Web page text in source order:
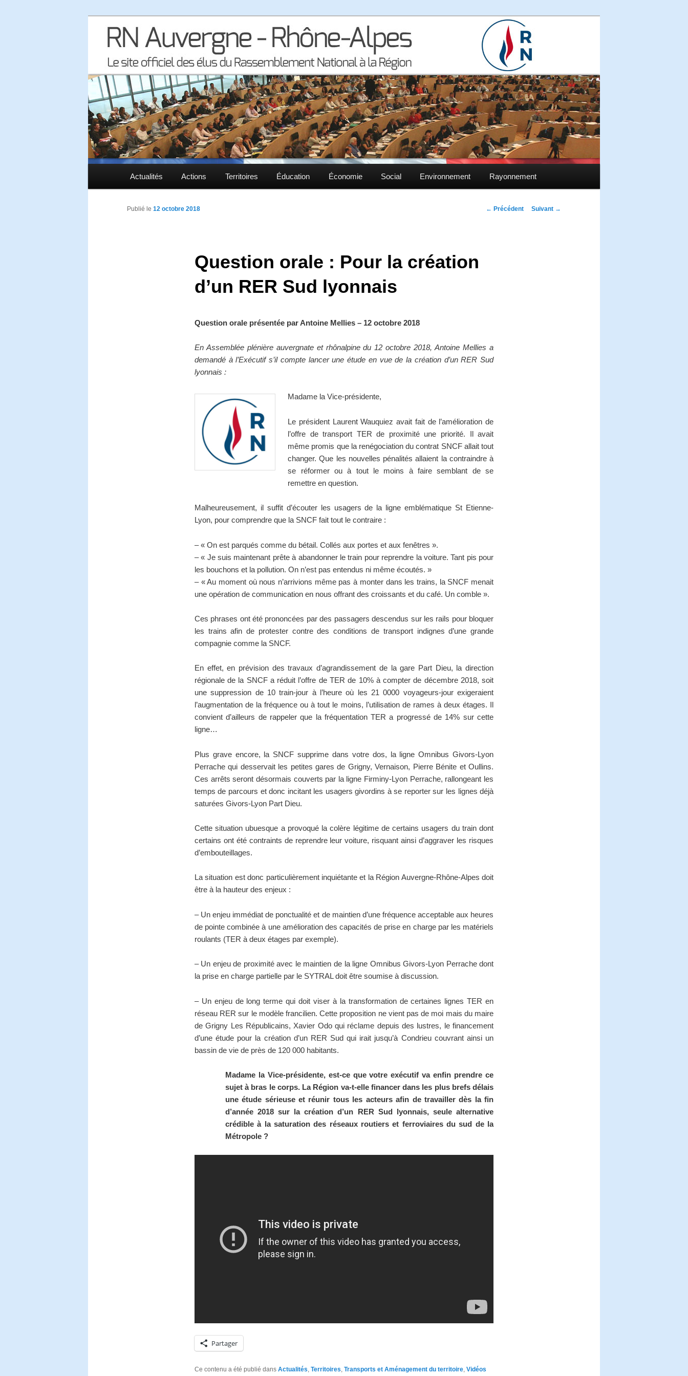
RN Auvergne – Rhône-Alpes
Aller au contenu principal
Aller au contenu secondaire
Actualités Actions Territoires Éducation Économie Social Environnement Rayonnement
Navigation des
← Précédent Suivant →
Question orale : Pour la création
d’un RER Sud lyonnais
Publié le 12 octobre 2018
Question orale présentée par Antoine Mellies – 12 octobre 2018
En Assemblée plénière auvergnate et rhônalpine du 12 octobre 2018, Antoine Mellies a
demandé à l’Exécutif s’il compte lancer une étude en vue de la création d’un RER Sud
lyonnais :
Madame la Vice-présidente,
Le président Laurent Wauquiez avait fait de l’amélioration de
l’offre de transport TER de proximité une priorité. Il avait
même promis que la renégociation du contrat SNCF allait tout
changer. Que les nouvelles pénalités allaient la contraindre à
se réformer ou à tout le moins à faire semblant de se
remettre en question.
Malheureusement, il suffit d’écouter les usagers de la ligne emblématique St Etienne-
Lyon, pour comprendre que la SNCF fait tout le contraire :
– « On est parqués comme du bétail. Collés aux portes et aux fenêtres ».
– « Je suis maintenant prête à abandonner le train pour reprendre la voiture. Tant pis pour
les bouchons et la pollution. On n’est pas entendus ni même écoutés. »
– « Au moment où nous n’arrivions même pas à monter dans les trains, la SNCF menait
une opération de communication en nous offrant des croissants et du café. Un comble ».
Ces phrases ont été prononcées par des passagers descendus sur les rails pour bloquer
les trains afin de protester contre des conditions de transport indignes d’une grande
compagnie comme la SNCF.
En effet, en prévision des travaux d’agrandissement de la gare Part Dieu, la direction
régionale de la SNCF a réduit l’offre de TER de 10% à compter de décembre 2018, soit
une suppression de 10 train-jour à l’heure où les 21 0000 voyageurs-jour exigeraient
l’augmentation de la fréquence ou à tout le moins, l’utilisation de rames à deux étages. Il
convient d’ailleurs de rappeler que la fréquentation TER a progressé de 14% sur cette
ligne…
Plus grave encore, la SNCF supprime dans votre dos, la ligne Omnibus Givors-Lyon
Perrache qui desservait les petites gares de Grigny, Vernaison, Pierre Bénite et Oullins.
Ces arrêts seront désormais couverts par la ligne Firminy-Lyon Perrache, rallongeant les
temps de parcours et donc incitant les usagers givordins à se reporter sur les lignes déjà
saturées Givors-Lyon Part Dieu.
Cette situation ubuesque a provoqué la colère légitime de certains usagers du train dont
certains ont été contraints de reprendre leur voiture, risquant ainsi d’aggraver les risques
d’embouteillages.
La situation est donc particulièrement inquiétante et la Région Auvergne-Rhône-Alpes doit
être à la hauteur des enjeux :
– Un enjeu immédiat de ponctualité et de maintien d’une fréquence acceptable aux heures
de pointe combinée à une amélioration des capacités de prise en charge par les matériels
roulants (TER à deux étages par exemple).
– Un enjeu de proximité avec le maintien de la ligne Omnibus Givors-Lyon Perrache dont
la prise en charge partielle par le SYTRAL doit être soumise à discussion.
– Un enjeu de long terme qui doit viser à la transformation de certaines lignes TER en
réseau RER sur le modèle francilien. Cette proposition ne vient pas de moi mais du maire
de Grigny Les Républicains, Xavier Odo qui réclame depuis des lustres, le financement
d’une étude pour la création d’un RER Sud qui irait jusqu’à Condrieu couvrant ainsi un
bassin de vie de près de 120 000 habitants.
Madame la Vice-présidente, est-ce que votre exécutif va enfin prendre ce
sujet à bras le corps. La Région va-t-elle financer dans les plus brefs délais
une étude sérieuse et réunir tous les acteurs afin de travailler dès la fin
d’année 2018 sur la création d’un RER Sud lyonnais, seule alternative
crédible à la saturation des réseaux routiers et ferroviaires du sud de la
Métropole ?
Partager
Ce contenu a été publié dans Actualités, Territoires, Transports et Aménagement du territoire, Vidéos